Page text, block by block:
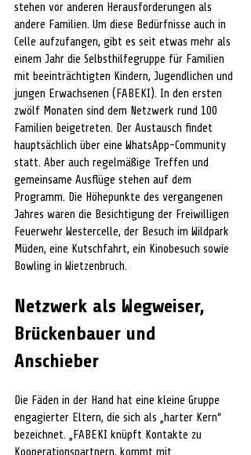
stehen vor anderen Herausforderungen als
andere Familien. Um diese Bedürfnisse auch in
Celle aufzufangen, gibt es seit etwas mehr als
einem Jahr die Selbsthilfegruppe für Familien
mit beeinträchtigten Kindern, Jugendlichen und
jungen Erwachsenen (FABEKI). In den ersten
zwölf Monaten sind dem Netzwerk rund 100
Familien beigetreten. Der Austausch findet
hauptsächlich über eine WhatsApp-Community
statt. Aber auch regelmäßige Treffen und
gemeinsame Ausflüge stehen auf dem
Programm. Die Höhepunkte des vergangenen
Jahres waren die Besichtigung der Freiwilligen
Feuerwehr Westercelle, der Besuch im Wildpark
Müden, eine Kutschfahrt, ein Kinobesuch sowie
Bowling in Wietzenbruch.
Netzwerk als Wegweiser,
Brückenbauer und
Anschieber
Die Fäden in der Hand hat eine kleine Gruppe
engagierter Eltern, die sich als „harter Kern“
bezeichnet. „FABEKI knüpft Kontakte zu
Kooperationspartnern, kommt mit